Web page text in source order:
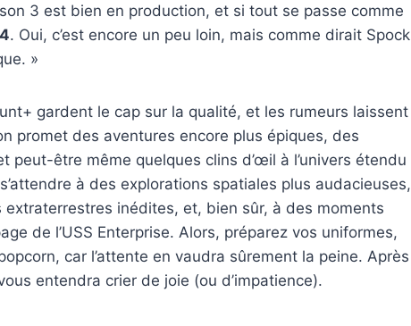
3 est bien en production, et si tout se passe comme
. Oui, c’est encore un peu loin, mais comme dirait Spock
»
gardent le cap sur la qualité, et les rumeurs laissent
promet des aventures encore plus épiques, des
peut-être même quelques clins d’œil à l’univers étendu
à des explorations spatiales plus audacieuses,
inédites, et, bien sûr, à des moments
de l’USS Enterprise. Alors, préparez vos uniformes,
car l’attente en vaudra sûrement la peine. Après
entendra crier de joie (ou d’impatience).